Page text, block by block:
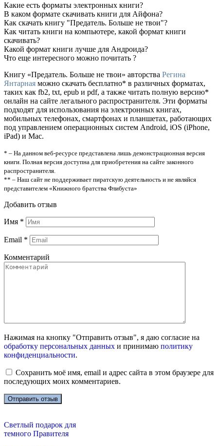
Какие есть форматы электронных книги?
В каком формате скачивать книги для Айфона?
Как скачать книгу "Предатель. Больше не твои"?
Как читать книги на компьютере, какой формат книги
скачивать?
Какой формат книги лучше для Андроида?
Что еще интересного можно почитать ?
Книгу «Предатель. Больше не твои» авторства Регина
Янтарная можно скачать бесплатно* в различных форматах,
таких как fb2, txt, epub и pdf, а также читать полную версию*
онлайн на сайте легального распространителя. Эти форматы
подходят для использования на электронных книгах,
мобильных телефонах, смартфонах и планшетах, работающих
под управлением операционных систем Android, iOS (iPhone,
iPad) и Mac.
* – На данном веб-ресурсе представлена лишь демонстрационная версия
книги. Полная версия доступна для приобретения на сайте законного
распространителя.
** – Наш сайт не поддерживает пиратскую деятельность и не являйся
представителем «Книжного братства Флибуста»
Добавить отзыв
Имя *
Email *
Комментарий
Нажимая на кнопку "Отправить отзыв", я даю согласие на
обработку персональных данных и принимаю политику
конфиденциальности.
Сохранить моё имя, email и адрес сайта в этом браузере для
последующих моих комментариев.
Светлый подарок для
темного Правителя